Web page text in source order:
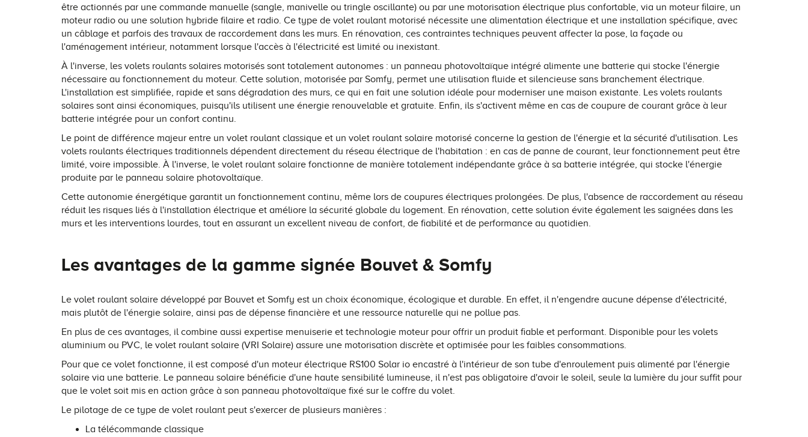
être actionnés par une commande manuelle (sangle, manivelle ou tringle oscillante) ou par une motorisation électrique plus confortable, via un moteur filaire, un
moteur radio ou une solution hybride filaire et radio. Ce type de volet roulant motorisé nécessite une alimentation électrique et une installation spécifique, avec
un câblage et parfois des travaux de raccordement dans les murs. En rénovation, ces contraintes techniques peuvent affecter la pose, la façade ou
l'aménagement intérieur, notamment lorsque l'accès à l'électricité est limité ou inexistant.
À l'inverse, les volets roulants solaires motorisés sont totalement autonomes : un panneau photovoltaïque intégré alimente une batterie qui stocke l'énergie
nécessaire au fonctionnement du moteur. Cette solution, motorisée par Somfy, permet une utilisation fluide et silencieuse sans branchement électrique.
L'installation est simplifiée, rapide et sans dégradation des murs, ce qui en fait une solution idéale pour moderniser une maison existante. Les volets roulants
solaires sont ainsi économiques, puisqu'ils utilisent une énergie renouvelable et gratuite. Enfin, ils s'activent même en cas de coupure de courant grâce à leur
batterie intégrée pour un confort continu.
Le point de différence majeur entre un volet roulant classique et un volet roulant solaire motorisé concerne la gestion de l'énergie et la sécurité d'utilisation. Les
volets roulants électriques traditionnels dépendent directement du réseau électrique de l'habitation : en cas de panne de courant, leur fonctionnement peut être
limité, voire impossible. À l'inverse, le volet roulant solaire fonctionne de manière totalement indépendante grâce à sa batterie intégrée, qui stocke l'énergie
produite par le panneau solaire photovoltaïque.
Cette autonomie énergétique garantit un fonctionnement continu, même lors de coupures électriques prolongées. De plus, l'absence de raccordement au réseau
réduit les risques liés à l'installation électrique et améliore la sécurité globale du logement. En rénovation, cette solution évite également les saignées dans les
murs et les interventions lourdes, tout en assurant un excellent niveau de confort, de fiabilité et de performance au quotidien.
Les avantages de la gamme signée Bouvet & Somfy
Le volet roulant solaire développé par Bouvet et Somfy est un choix économique, écologique et durable. En effet, il n'engendre aucune dépense d'électricité,
mais plutôt de l'énergie solaire, ainsi pas de dépense financière et une ressource naturelle qui ne pollue pas.
En plus de ces avantages, il combine aussi expertise menuiserie et technologie moteur pour offrir un produit fiable et performant. Disponible pour les volets
aluminium ou PVC, le volet roulant solaire (VRI Solaire) assure une motorisation discrète et optimisée pour les faibles consommations.
Pour que ce volet fonctionne, il est composé d'un moteur électrique RS100 Solar io encastré à l'intérieur de son tube d'enroulement puis alimenté par l'énergie
solaire via une batterie. Le panneau solaire bénéficie d'une haute sensibilité lumineuse, il n'est pas obligatoire d'avoir le soleil, seule la lumière du jour suffit pour
que le volet soit mis en action grâce à son panneau photovoltaïque fixé sur le coffre du volet.
Le pilotage de ce type de volet roulant peut s'exercer de plusieurs manières :
La télécommande classique